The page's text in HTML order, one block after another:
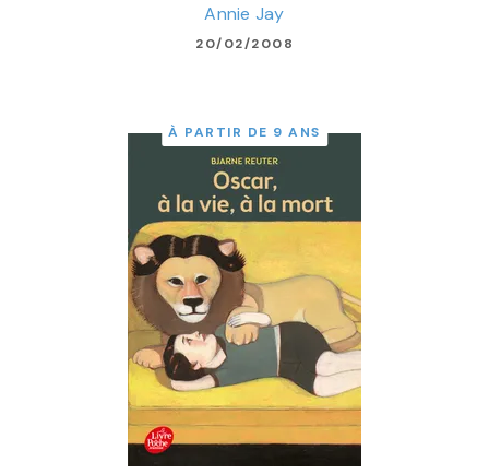
Annie Jay
20/02/2008
À PARTIR DE 9 ANS